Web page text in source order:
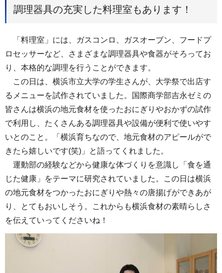
調理器具の充実した料理室もあります！
「料理室」には、ガスコンロ、ガスオーブン、フードプ
ロセッサーなど、さまざまな調理器具や食器がそろってお
り、本格的な調理を行うことができます。
この日は、横浜市立大学の学生さんが、大学祭で出店す
るメニューを試作されていました。国際商学部吉永ゼミの
皆さんは横浜の地元食材を使ったおにぎりやおかずの試作
で利用し、たくさんある調理器具や設備が便利で使いやす
いとのこと。「横浜育ちなので、地元食材のアピールがで
きたら嬉しいです(笑)」と語ってくれました。
運動部の経験などから健康な体づくりを意識し「食を通
じた健康」をテーマに研究されていました。この日は横浜
の地元食材をつかったおにぎりや熱々の唐揚げができあが
り、とてもおいしそう。これからも横浜食材の素晴らしさ
を伝えていってくださいね！